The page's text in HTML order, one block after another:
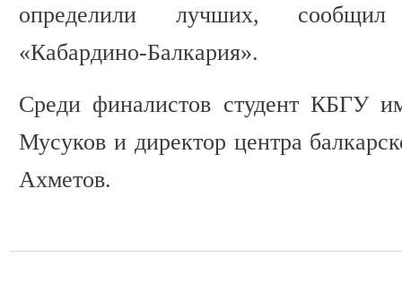
определили лучших,
«Кабардино-Балкария».
Среди финалистов студент КБГУ
Мусуков и директор центра
Ахметов.